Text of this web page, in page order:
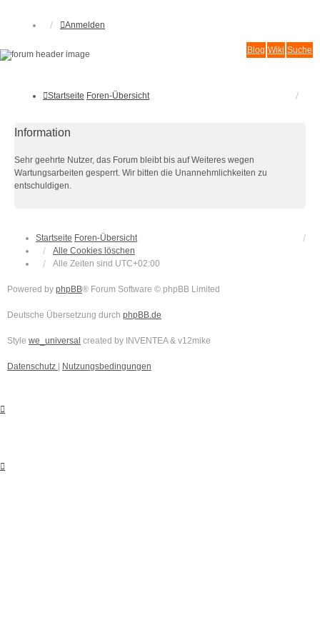
Anmelden
Blog Wiki Suche
Startseite Foren-Übersicht
Information
Sehr geehrte Nutzer, das Forum bleibt bis auf Weiteres wegen
Wartungsarbeiten gesperrt. Wir bitten die Unannehmlichkeiten zu
entschuldigen.
Startseite Foren-Übersicht
Alle Cookies löschen
Alle Zeiten sind UTC+02:00
Powered by phpBB® Forum Software © phpBB Limited
Deutsche Übersetzung durch phpBB.de
Style we_universal created by INVENTEA & v12mike
Datenschutz Nutzungsbedingungen